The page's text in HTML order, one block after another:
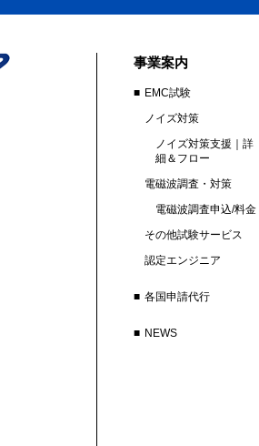
事業案内
EMC試験
ノイズ対策
ノイズ対策支援｜詳
細＆フロー
電磁波調査・対策
電磁波調査申込/料金
その他試験サービス
認定エンジニア
各国申請代行
NEWS